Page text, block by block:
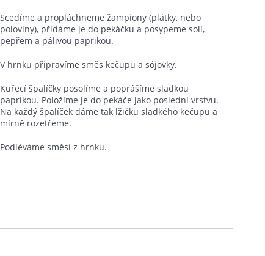
Scedíme a propláchneme žampiony (plátky, nebo
poloviny), přidáme je do pekáčku a posypeme solí,
pepřem a pálivou paprikou.
V hrnku připravíme směs kečupu a sójovky.
Kuřecí špalíčky posolíme a poprášíme sladkou
paprikou. Položíme je do pekáče jako poslední vrstvu.
Na každý špalíček dáme tak lžičku sladkého kečupu a
mírně rozetřeme.
Podléváme směsí z hrnku.